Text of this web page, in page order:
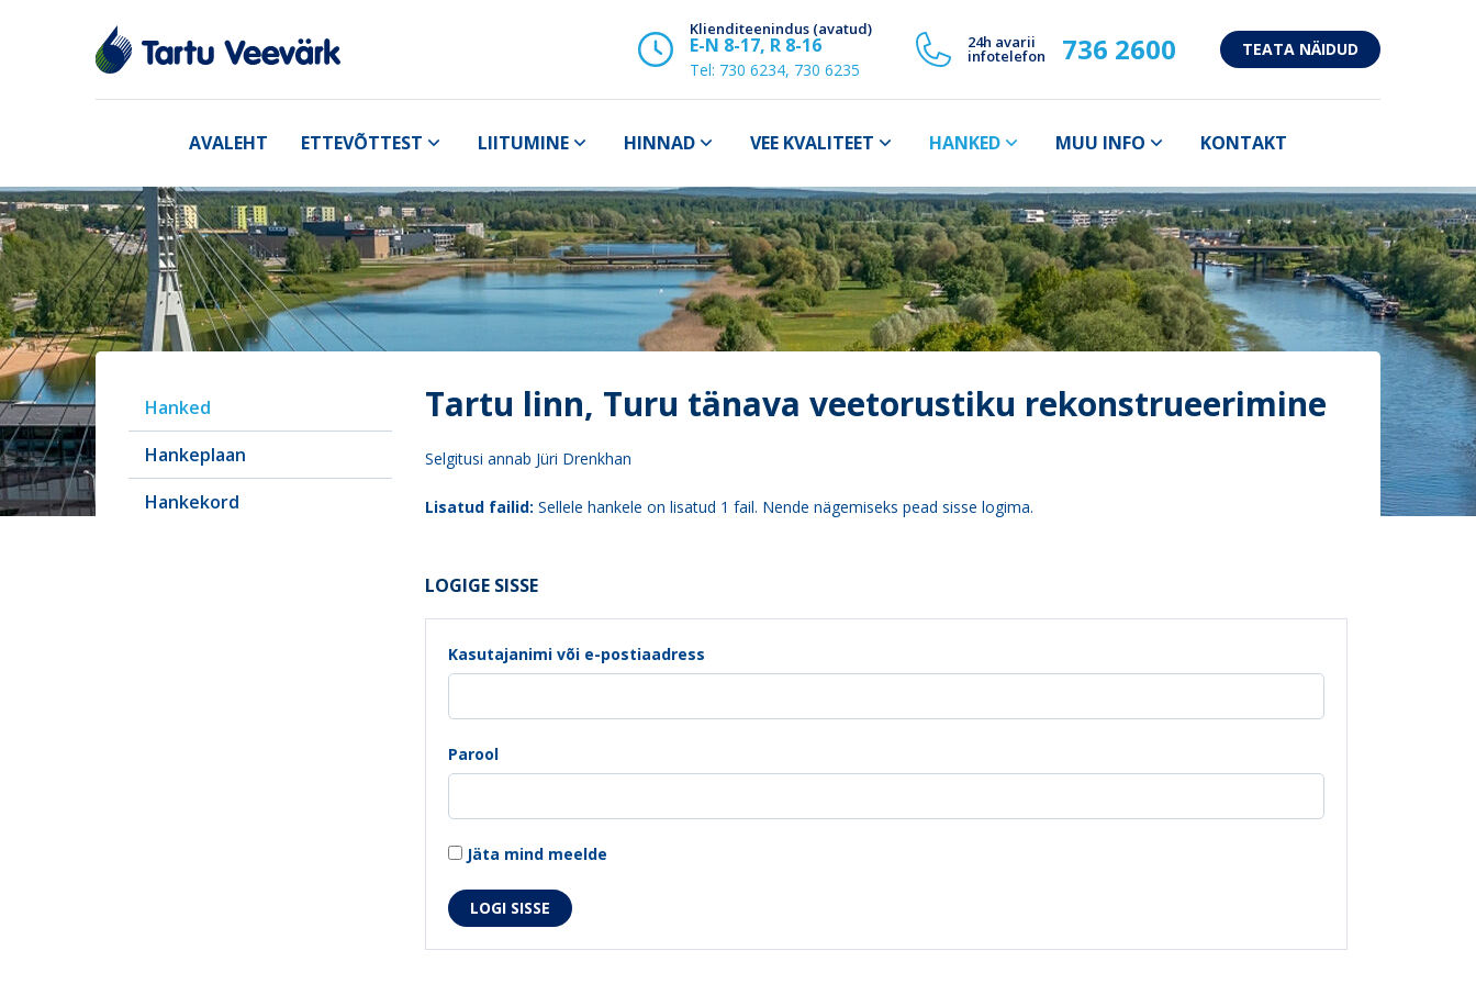
Klienditeenindus (avatud)
E-N 8-17, R 8-16
Tel: 730 6234, 730 6235
24h avarii
infotelefon 736 2600 TEATA NÄIDUD
AVALEHT ETTEVÕTTEST LIITUMINE HINNAD VEE KVALITEET HANKED MUU INFO KONTAKT
Hanked
Hankeplaan
Hankekord
Tartu linn, Turu tänava veetorustiku rekonstrueerimine
Selgitusi annab Jüri Drenkhan
Lisatud failid: Sellele hankele on lisatud 1 fail. Nende nägemiseks pead sisse logima.
LOGIGE SISSE
Kasutajanimi või e-postiaadress
Parool
Jäta mind meelde